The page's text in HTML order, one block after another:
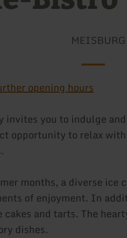
MEISBURG
opening hours
invites you to indulge
opportunity to relax
months, a diverse ice
of enjoyment. In
cakes and tarts. The
dishes.